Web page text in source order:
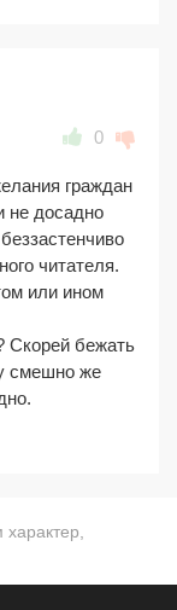
0
граждан
не досадно
читателя.
или ином
Скорей бежать
смешно же